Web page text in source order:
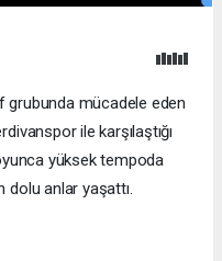
grubunda mücadele eden
ile karşılaştığı
yüksek tempoda
dolu anlar yaşattı.